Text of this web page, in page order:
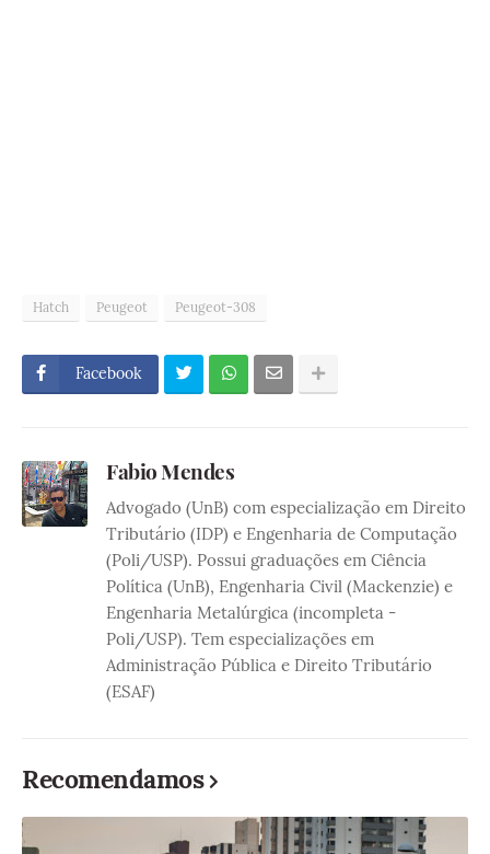
Hatch Peugeot Peugeot-308
Facebook
Fabio Mendes
Advogado (UnB) com especialização em Direito
Tributário (IDP) e Engenharia de Computação
(Poli/USP). Possui graduações em Ciência
Política (UnB), Engenharia Civil (Mackenzie) e
Engenharia Metalúrgica (incompleta -
Poli/USP). Tem especializações em
Administração Pública e Direito Tributário
(ESAF)
Recomendamos